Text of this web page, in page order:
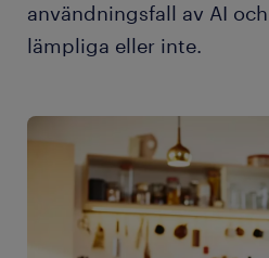
användningsfall av AI
lämpliga eller inte.